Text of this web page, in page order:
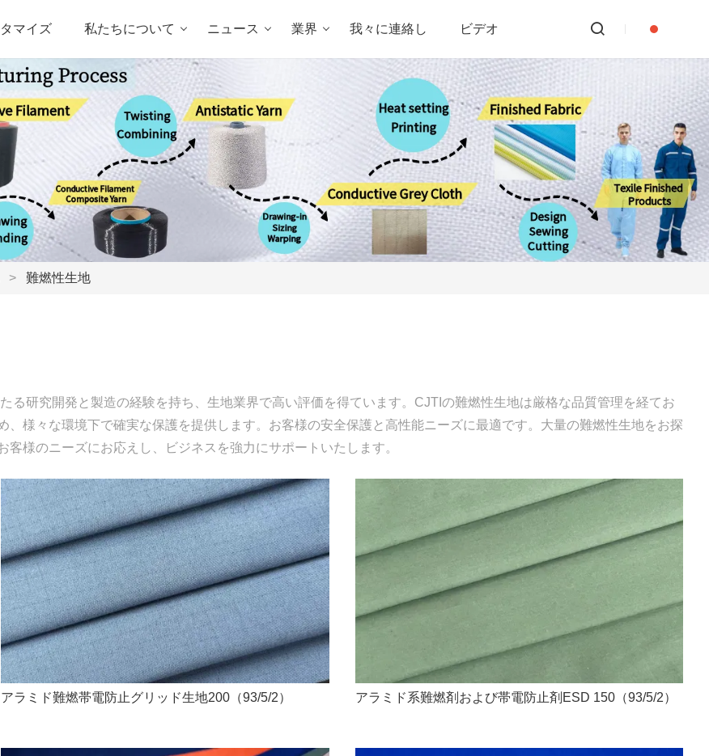
マイズ 私たちについて ニュース 業界 我々に連絡し ビデオ
> 難燃性生地
る研究開発と製造の経験を持ち、生地業界で高い評価を得ています。CJTIの難燃性生地は厳格な品質管理を経てお
、様々な環境下で確実な保護を提供します。お客様の安全保護と高性能ニーズに最適です。大量の難燃性生地をお探
様のニーズにお応えし、ビジネスを強力にサポートいたします。
アラミド難燃帯電防止グリッド生地200（93/5/2） アラミド系難燃剤および帯電防止剤ESD 150（93/5/2）